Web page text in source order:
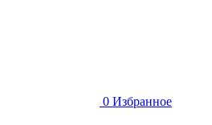
0 Избранное